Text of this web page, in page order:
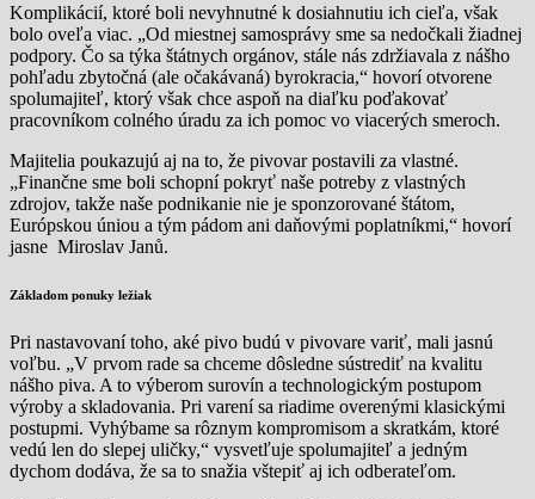
Komplikácií, ktoré boli nevyhnutné k dosiahnutiu ich cieľa, však
bolo oveľa viac. „Od miestnej samosprávy sme sa nedočkali žiadnej
podpory. Čo sa týka štátnych orgánov, stále nás zdržiavala z nášho
pohľadu zbytočná (ale očakávaná) byrokracia,“ hovorí otvorene
spolumajiteľ, ktorý však chce aspoň na diaľku poďakovať
pracovníkom colného úradu za ich pomoc vo viacerých smeroch.
Majitelia poukazujú aj na to, že pivovar postavili za vlastné.
„Finančne sme boli schopní pokryť naše potreby z vlastných
zdrojov, takže naše podnikanie nie je sponzorované štátom,
Európskou úniou a tým pádom ani daňovými poplatníkmi,“ hovorí
jasne Miroslav Janů.
Základom ponuky ležiak
Pri nastavovaní toho, aké pivo budú v pivovare variť, mali jasnú
voľbu. „V prvom rade sa chceme dôsledne sústrediť na kvalitu
nášho piva. A to výberom surovín a technologickým postupom
výroby a skladovania. Pri varení sa riadime overenými klasickými
postupmi. Vyhýbame sa rôznym kompromisom a skratkám, ktoré
vedú len do slepej uličky,“ vysvetľuje spolumajiteľ a jedným
dychom dodáva, že sa to snažia vštepiť aj ich odberateľom.